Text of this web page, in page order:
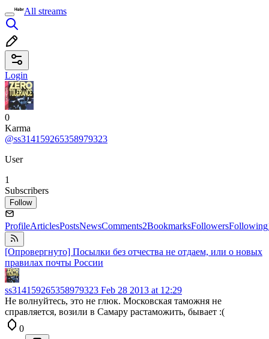
All streams
Login
0
Karma
@ss314159265358979323
User
1
Subscribers
Follow
ProfileArticlesPostsNewsComments2BookmarksFollowersFollowing
[Опровергнуто] Посылки без отчества не отдаем, или о новых
правилах почты России
ss314159265358979323 Feb 28 2013 at 12:29
Не волнуйтесь, это не глюк. Московская таможня не
справляется, возили в Самару растаможить, бывает :(
0